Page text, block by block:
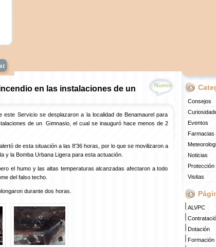
en las instalaciones de un
Nuevo
este Servicio se desplazaron a la localidad de Benamaurel para
de un Gimnasio, el cual se inauguró hace menos de 2
de esta situación a las 8’36 horas, por lo que se movilizaron a
y la Bomba Urbana Ligera para esta actuación.
el humo y las altas temperaturas alcanzadas afectaron a todo
del falso techo.
durante dos horas.
Consejos
Eventos
Farmacias
Noticias
Protección
Visitas
ALVPC
Dotación
Formación